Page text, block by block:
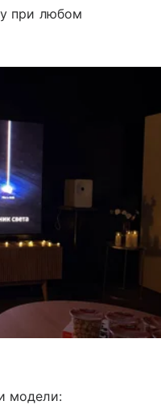
при любом
модели: